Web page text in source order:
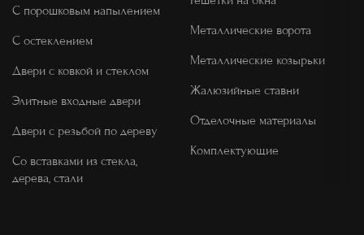
С порошковым напылением
С остеклением
Двери с ковкой и стеклом
Элитные входные двери
Двери с резьбой по дереву
Со вставками из стекла,
дерева, стали
Металлические ворота
Металлические козырьки
Жалюзийные ставни
Отделочные материалы
Комплектующие